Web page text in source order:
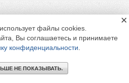
файлы cookies.
Вы соглашаетесь и принимаете
конфиденциальности
НЕ ПОКАЗЫВАТЬ.
×